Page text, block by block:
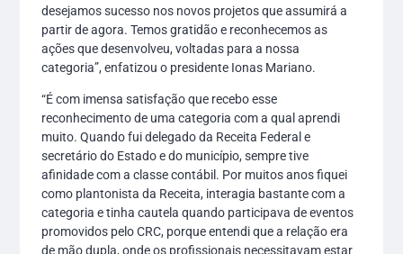
desejamos sucesso nos novos projetos que assumirá a
partir de agora. Temos gratidão e reconhecemos as
ações que desenvolveu, voltadas para a nossa
categoria”, enfatizou o presidente Ionas Mariano.
“É com imensa satisfação que recebo esse
reconhecimento de uma categoria com a qual aprendi
muito. Quando fui delegado da Receita Federal e
secretário do Estado e do município, sempre tive
afinidade com a classe contábil. Por muitos anos fiquei
como plantonista da Receita, interagia bastante com a
categoria e tinha cautela quando participava de eventos
promovidos pelo CRC, porque entendi que a relação era
de mão dupla, onde os profissionais necessitavam estar